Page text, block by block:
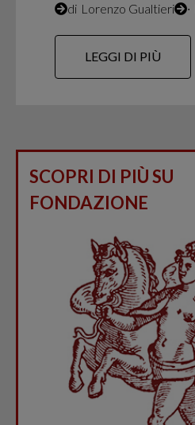
di Lorenzo Gualtieri ∙
LEGGI DI PIÙ
SCOPRI DI PIÙ SU
FONDAZIONE